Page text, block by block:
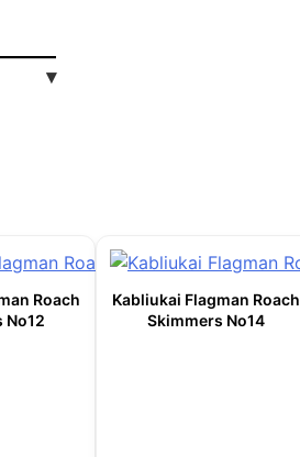
▾
Roach
No12
Kabliukai Flagman Roach
Skimmers No14